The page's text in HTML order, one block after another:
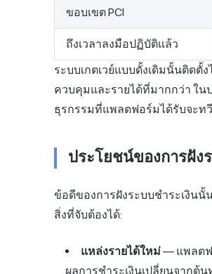
ขอบเขต PCI
ถึงเวลาลงมือปฏิบัติแล้ว
ระบบเกตเวย์แบบดั้งเดิมนั้นติดตั้
ควบคุมและรายได้ที่มากกว่า ใน
ธุรกรรมที่แพลตฟอร์มได้รับจะท
ประโยชน์ของการฝัง
ข้อดีของการฝังระบบชำระเงินนั้
สิ่งที่จับต้องได้:
แหล่งรายได้ใหม่— แพลตฟ
ผลการชำระเงินเปลี่ยนจากต้